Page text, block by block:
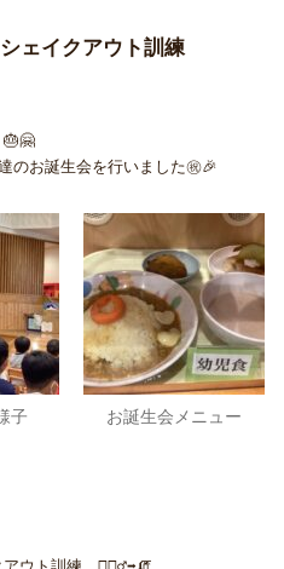
ェイクアウト訓練
のお誕生会を行いました㊗️🎉
子 お誕生会メニュー